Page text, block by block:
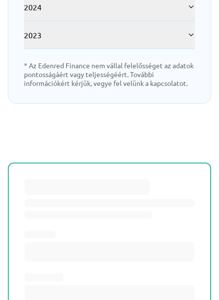
2024
2023
* Az Edenred Finance nem vállal felelősséget az adatok
pontosságáért vagy teljességéért. További
információkért kérjük, vegye fel velünk a kapcsolatot.